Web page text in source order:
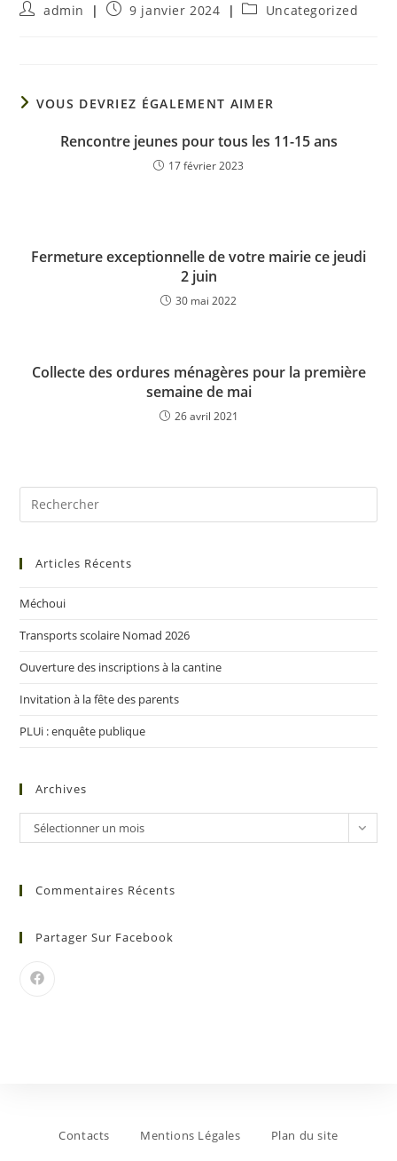
admin 9 janvier 2024 Uncategorized
VOUS DEVRIEZ ÉGALEMENT AIMER
Rencontre jeunes pour tous les 11-15 ans
17 février 2023
Fermeture exceptionnelle de votre mairie ce jeudi
2 juin
30 mai 2022
Collecte des ordures ménagères pour la première
semaine de mai
26 avril 2021
Articles Récents
Méchoui
Transports scolaire Nomad 2026
Ouverture des inscriptions à la cantine
Invitation à la fête des parents
PLUi : enquête publique
Archives
Sélectionner un mois
Commentaires Récents
Partager Sur Facebook
Contacts Mentions Légales
Plan du site